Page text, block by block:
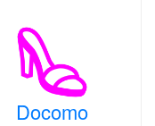
Docomo